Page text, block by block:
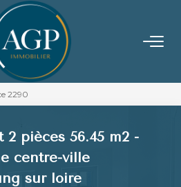
Votre Bien
Biens Vendus
2290
2 pièces 56.45 m2 -
centre-ville
sur loire